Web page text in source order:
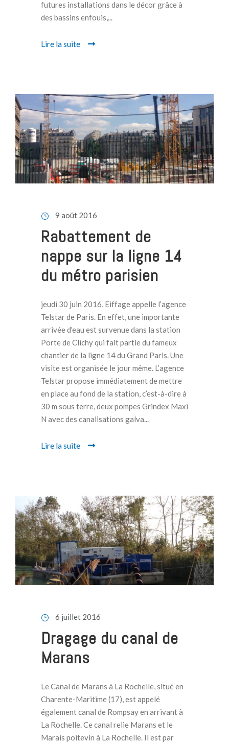
futures installations dans le décor grâce à
des bassins enfouis,...
Lire la suite
9 août 2016
Rabattement de
nappe sur la ligne 14
du métro parisien
jeudi 30 juin 2016, Eiffage appelle l’agence
Telstar de Paris. En effet, une importante
arrivée d’eau est survenue dans la station
Porte de Clichy qui fait partie du fameux
chantier de la ligne 14 du Grand Paris. Une
visite est organisée le jour même. L’agence
Telstar propose immédiatement de mettre
en place au fond de la station, c’est-à-dire à
30 m sous terre, deux pompes Grindex Maxi
N avec des canalisations galva...
Lire la suite
6 juillet 2016
Dragage du canal de
Marans
Le Canal de Marans à La Rochelle, situé en
Charente-Maritime (17), est appelé
également canal de Rompsay en arrivant à
La Rochelle. Ce canal relie Marans et le
Marais poitevin à La Rochelle. Il est par